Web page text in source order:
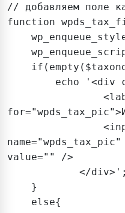
// добавляем поле
function
value="" />